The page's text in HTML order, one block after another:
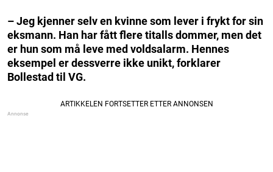
– Jeg kjenner selv en kvinne som lever i frykt for sin
eksmann. Han har fått flere titalls dommer, men det
er hun som må leve med voldsalarm. Hennes
eksempel er dessverre ikke unikt, forklarer
Bollestad til VG.